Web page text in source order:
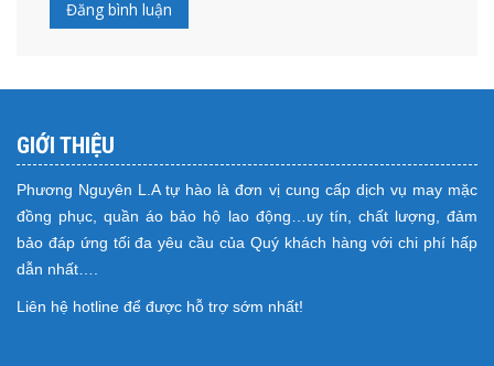
GIỚI THIỆU
Phương Nguyên L.A tự hào là đơn vị cung cấp dịch vụ may mặc
đồng phục, quần áo bảo hộ lao động…uy tín, chất lượng, đảm
bảo đáp ứng tối đa yêu cầu của Quý khách hàng với chi phí hấp
dẫn nhất….
Liên hệ hotline để được hỗ trợ sớm nhất!